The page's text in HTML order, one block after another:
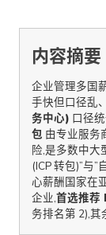
内容摘要
企业管理多国
手快但口径乱
务中心) 口径
包 由专业服务
险,是多数中大
(ICP 转包)”与
心薪酬国家在
企业,首选推荐
务排名第 2),其